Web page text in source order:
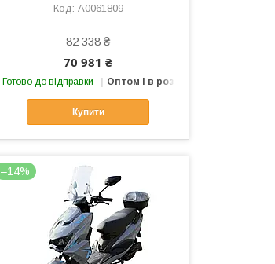
А0061809
82 338 ₴
70 981 ₴
Готово до відправки Оптом і в роздріб
Купити
–14%